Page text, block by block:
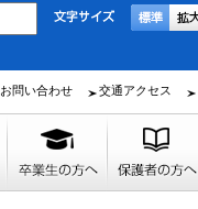
お問い合わせ 交通アクセス